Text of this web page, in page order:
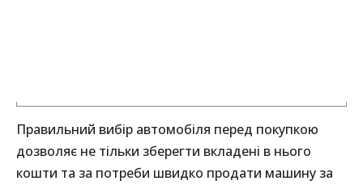
Правильний вибір автомобіля перед покупкою
дозволяє не тільки зберегти вкладені в нього
кошти та за потреби швидко продати машину за